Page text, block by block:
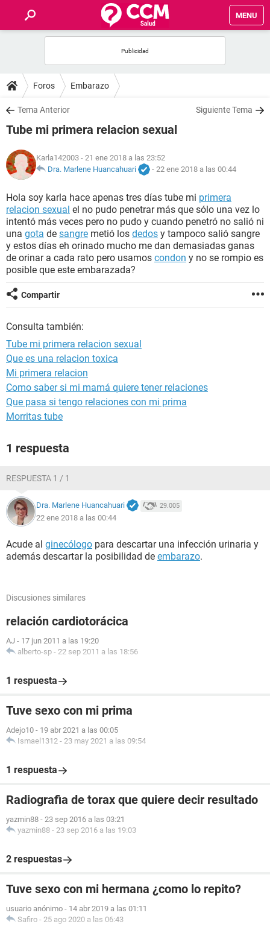
MENU
FOROS
SALUD
NUTRICIÓN
BIENESTAR
SEXUALIDAD
GLOSARIO
Foros Embarazo
Tema Anterior Siguiente Tema
Tube mi primera relacion sexual
Karla142003 - 21 ene 2018 a las 23:52
Dra. Marlene Huancahuari
- 22 ene 2018 a las 00:44
Hola soy karla hace apenas tres días tube mi primera
relacion sexual el no pudo penetrar más que sólo una vez lo
intentó más veces pero no pudo y cuando penetró no salió ni
una gota de sangre metió los dedos y tampoco salió sangre
y estos días eh orinado mucho me dan demasiadas ganas
de orinar a cada rato pero usamos condon y no se rompio es
posible que este embarazada?
Compartir
Consulta también:
Tube mi primera relacion sexual
Que es una relacion toxica
Mi primera relacion
Como saber si mi mamá quiere tener relaciones
Que pasa si tengo relaciones con mi prima
Morritas tube
1 respuesta
RESPUESTA 1 / 1
Dra. Marlene Huancahuari 29.005
22 ene 2018 a las 00:44
Acude al ginecólogo para descartar una infección urinaria y
además descartar la posibilidad de embarazo.
Discusiones similares
relación cardiotorácica
AJ - 17 jun 2011 a las 19:20
alberto-sp - 22 sep 2011 a las 18:56
1 respuesta
Tuve sexo con mi prima
Adejo10 - 19 abr 2021 a las 00:05
Ismael1312 - 23 may 2021 a las 09:54
1 respuesta
Radiografia de torax que quiere decir resultado
yazmin88 - 23 sep 2016 a las 03:21
yazmin88 - 23 sep 2016 a las 19:03
2 respuestas
Tuve sexo con mi hermana ¿como lo repito?
usuario anónimo - 14 abr 2019 a las 01:11
Safiro - 25 ago 2020 a las 06:43